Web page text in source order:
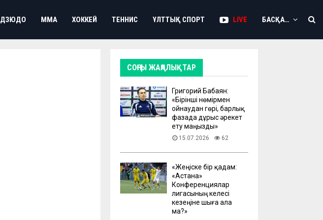
ДЗЮДО ММА ХОККЕЙ ТЕННИС ҰЛТТЫҚ СПОРТ LIVE БАСҚА…
СОҢҒЫ ЖАҢАЛЫҚТАР
Григорий Бабаян:
«Бірінші нөмірмен
ойнаудан гөрі, барлық
фазада дұрыс әрекет
ету маңызды»
15.07.2026 62
«Жеңіске бір қадам:
«Астана»
Конференциялар
лигасының келесі
кезеңіне шыға ала
ма?»